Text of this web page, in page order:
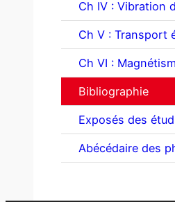
Ch IV : Vibration
Ch V : Transport
Ch VI :
Bibliographie
Exposés des
Abécédaire des